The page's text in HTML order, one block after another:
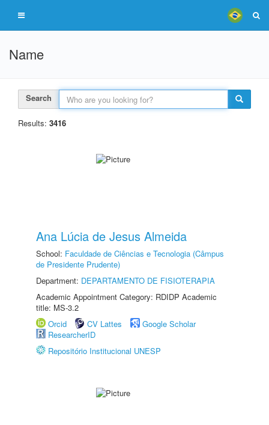
Name
Search
Results: 3416
Ana Lúcia de Jesus Almeida
School: Faculdade de Ciências e Tecnologia (Câmpus
de Presidente Prudente)
Department: DEPARTAMENTO DE FISIOTERAPIA
Academic Appointment Category: RDIDP Academic
title: MS-3.2
Orcid
CV Lattes
Google Scholar
ResearcherID
Repositório Institucional UNESP